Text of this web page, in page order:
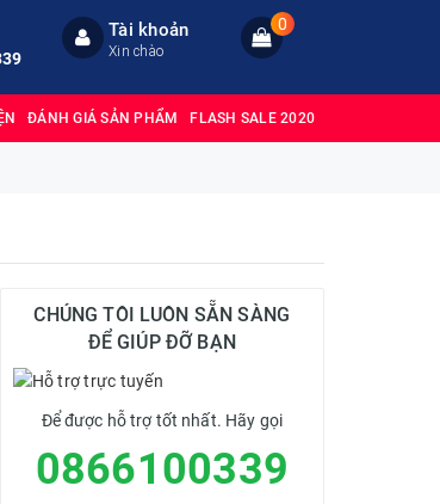
Tài khoản
Xin chào
0
ĐÁNH GIÁ SẢN PHẨM FLASH SALE 2020
CHÚNG TÔI LUÔN SẴN SÀNG
ĐỂ GIÚP ĐỠ BẠN
Để được hỗ trợ tốt nhất. Hãy gọi
0866100339